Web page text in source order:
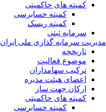
کمیته های حاکمیتی
کمیته حسابرسی
کمیته ریسک
سرمایه ثبتی
مدیریت سرمایه گذاری ملی ایران
تاریخچه
موضوع فعالیت
ترکیب سهامداران
اعضای هیئت مدیره
ارکان جهت ساز
کمیته های حاکمیتی
کمیته حسابرسی